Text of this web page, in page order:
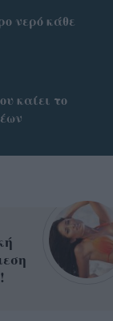
νερό κάθε
καίει το